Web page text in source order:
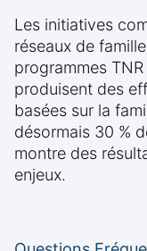
Les initiatives
réseaux de
programmes
produisent des
basées sur la
désormais 30 %
montre des
enjeux.